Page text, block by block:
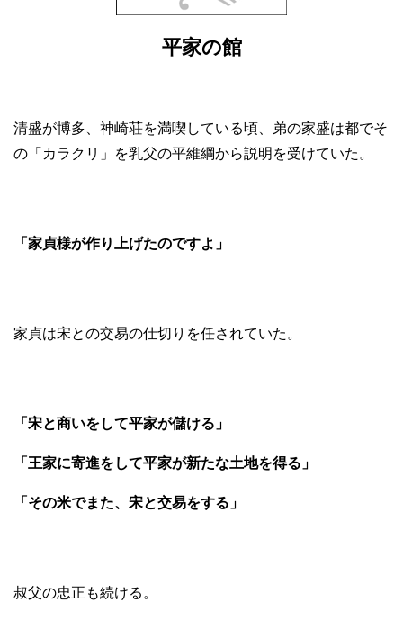
平家の館
清盛が博多、神崎荘を満喫している頃、弟の家盛は都でそ
の「カラクリ」を乳父の平維綱から説明を受けていた。
「家貞様が作り上げたのですよ」
家貞は宋との交易の仕切りを任されていた。
「宋と商いをして平家が儲ける」
「王家に寄進をして平家が新たな土地を得る」
「その米でまた、宋と交易をする」
叔父の忠正も続ける。